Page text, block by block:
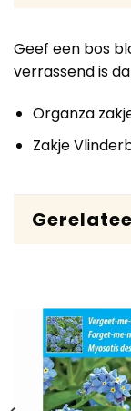
Geef een bos
verrassend is
Organza
Zakje